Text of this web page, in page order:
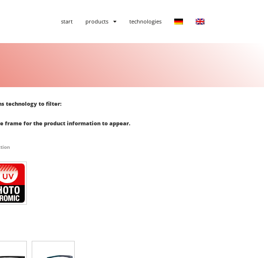
start products technologies
technology to filter:
frame for the product information to appear.